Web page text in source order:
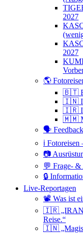
2027
2027
🌎
🇧🇹
🇮🇳
🇮🇷
🇲🇲
🗣
ℹ️
📷
💬 Frage- &
🔒
Live-Reportagen
📽 Was ist
🇮🇷 „IRAN
Reise.“
🇮🇳